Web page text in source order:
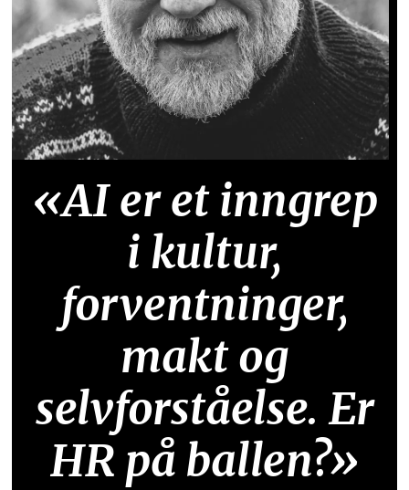
«AI er et inngrep
i kultur,
forventninger,
makt og
selvforståelse. Er
HR på ballen?»